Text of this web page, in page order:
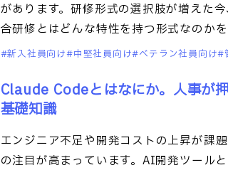
があります。研修形式の選択肢が増えた
合研修とはどんな特性を持つ形式なのか
です。集合研
新入社員向け 中堅社員向け ベテラン社員向け
Claude Codeとはなにか。人事が
基礎知識
エンジニア不足や開発コストの上昇が課
の注目が高まっています。AI開発ツール